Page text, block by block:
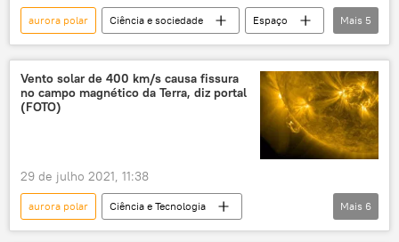
aurora polar Ciência e sociedade
Espaço
Júpiter
Lua NASA
Juno
cratera
Mais 5
Vento solar de 400 km/s causa fissura
no campo magnético da Terra, diz portal
(FOTO)
29 de julho 2021, 11:38
aurora polar
Ciência e Tecnologia
Sociedade
Notícias
Sol
Mais 6